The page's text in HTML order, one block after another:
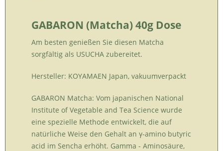
GABARON (Matcha) 40g Dose
Am besten genießen Sie diesen Matcha
sorgfältig als USUCHA zubereitet.
Hersteller: KOYAMAEN Japan, vakuumverpackt
GABARON Matcha: Vom japanischen National
Institute of Vegetable and Tea Science wurde
eine spezielle Methode entwickelt, die auf
natürliche Weise den Gehalt an γ-amino butyric
acid im Sencha erhöht. Gamma - Aminosäure,